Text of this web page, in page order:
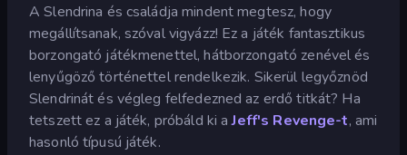
A Slendrina és családja mindent megtesz, hogy
megállítsanak, szóval vigyázz! Ez a játék fantasztikus
borzongató játékmenettel, hátborzongató zenével és
lenyűgöző történettel rendelkezik. Sikerül legyőznöd
Slendrinát és végleg felfedezned az erdő titkát? Ha
tetszett ez a játék, próbáld ki aJeff's Revenge-t, ami
hasonló típusú játék.